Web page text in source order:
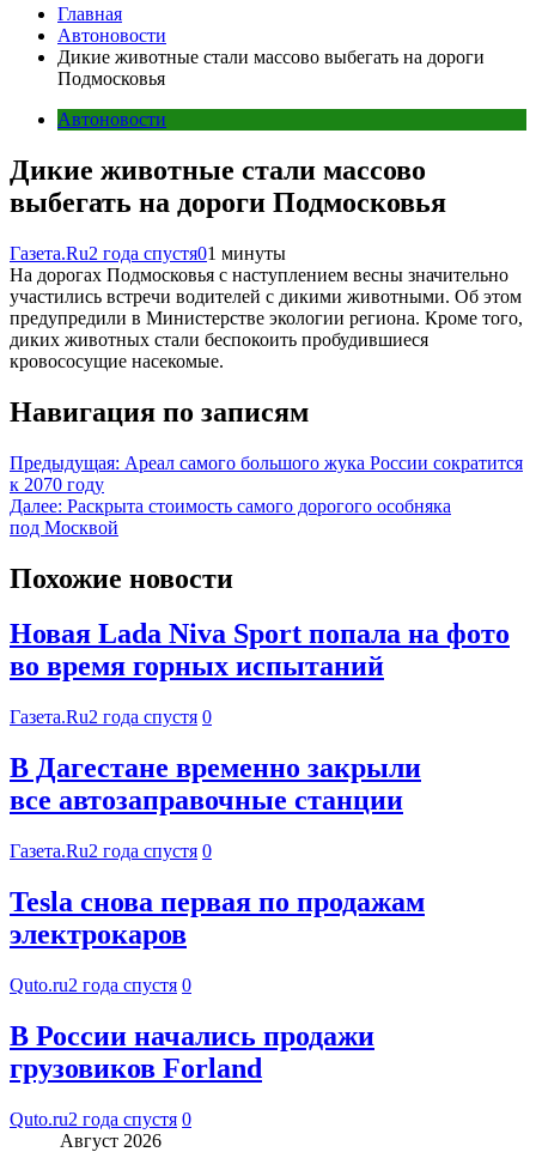
Главная
Автоновости
Дикие животные стали массово выбегать на дороги
Подмосковья
Автоновости
Дикие животные стали массово
выбегать на дороги Подмосковья
Газета.Ru2 года спустя01 минуты
На дорогах Подмосковья с наступлением весны значительно
участились встречи водителей с дикими животными. Об этом
предупредили в Министерстве экологии региона. Кроме того,
диких животных стали беспокоить пробудившиеся
кровососущие насекомые.
Навигация по записям
Предыдущая: Ареал самого большого жука России сократится
к 2070 году
Далее: Раскрыта стоимость самого дорогого особняка
под Москвой
Похожие новости
Новая Lada Niva Sport попала на фото
во время горных испытаний
Газета.Ru2 года спустя 0
В Дагестане временно закрыли
все автозаправочные станции
Газета.Ru2 года спустя 0
Tesla снова первая по продажам
электрокаров
Quto.ru2 года спустя 0
В России начались продажи
грузовиков Forland
Quto.ru2 года спустя 0
Август 2026